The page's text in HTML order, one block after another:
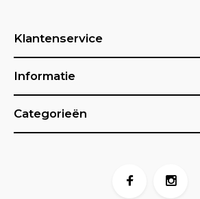
Klantenservice
Informatie
Categorieën